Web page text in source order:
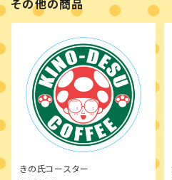
その他の商品
きの氏コースター